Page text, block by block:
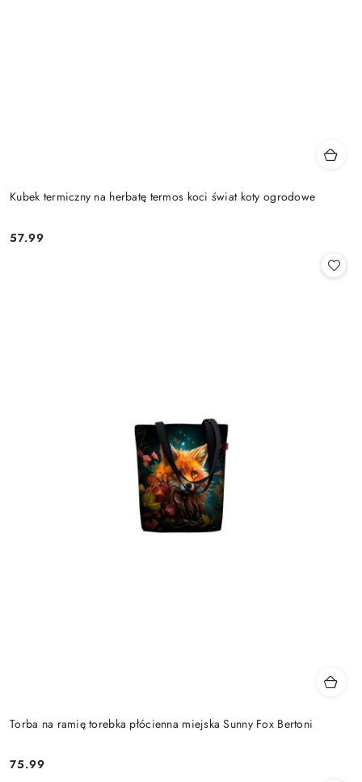
Kubek termiczny na herbatę termos koci świat koty ogrodowe
Cena:
57.99
Torba na ramię torebka płócienna miejska Sunny Fox Bertoni
Cena:
75.99